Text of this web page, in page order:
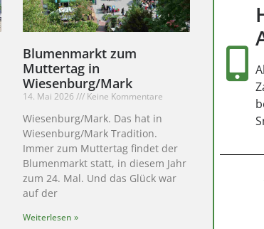
Blumenmarkt zum
Muttertag in
Wiesenburg/Mark
14. Mai 2026 Keine Kommentare
Wiesenburg/Mark. Das hat in
Wiesenburg/Mark Tradition.
Immer zum Muttertag findet der
Blumenmarkt statt, in diesem Jahr
zum 24. Mal. Und das Glück war
auf der
Weiterlesen »